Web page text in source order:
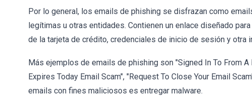
Por lo general, los emails de phishing se disfrazan como
legítimas u otras entidades. Contienen un enlace diseñado
de la tarjeta de crédito, credenciales de inicio de sesión y otra
Más ejemplos de emails de phishing son "Signed In To From
Expires Today Email Scam", "Request To Close Your Email
emails con fines maliciosos es entregar malware.